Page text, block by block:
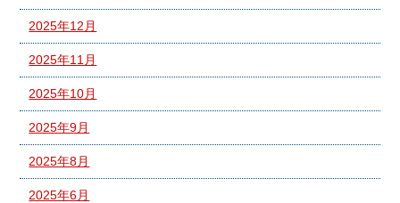
2025年12月
2025年11月
2025年10月
2025年9月
2025年8月
2025年6月